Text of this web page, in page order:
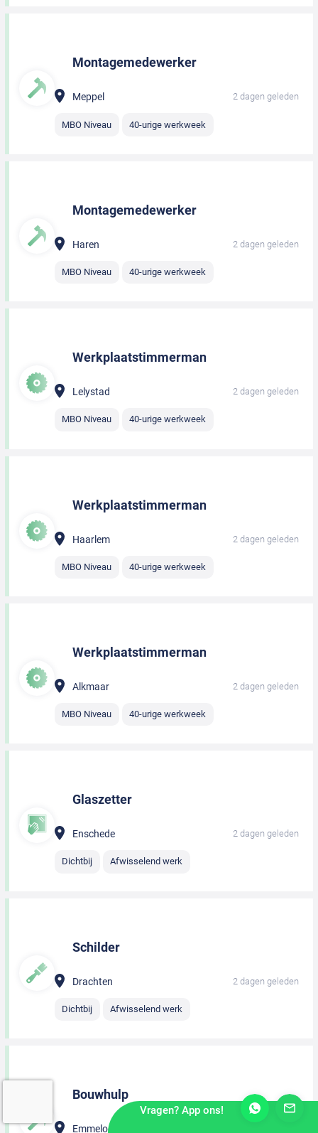
Montagemedewerker
Meppel 2 dagen geleden
MBO Niveau 40-urige werkweek
Montagemedewerker
Haren 2 dagen geleden
MBO Niveau 40-urige werkweek
Werkplaatstimmerman
Lelystad 2 dagen geleden
MBO Niveau 40-urige werkweek
Werkplaatstimmerman
Haarlem 2 dagen geleden
MBO Niveau 40-urige werkweek
Werkplaatstimmerman
Alkmaar 2 dagen geleden
MBO Niveau 40-urige werkweek
Glaszetter
Enschede 2 dagen geleden
Dichtbij Afwisselend werk
Schilder
Drachten 2 dagen geleden
Dichtbij Afwisselend werk
Bouwhulp
Emmeloord
Vragen? App ons!